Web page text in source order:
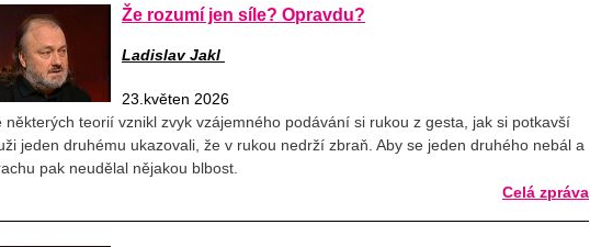
Že rozumí jen síle? Opravdu?
Ladislav Jakl
23.květen 2026
některých teorií vznikl zvyk vzájemného podávání si rukou z gesta, jak si potkavší
jeden druhému ukazovali, že v rukou nedrží zbraň. Aby se jeden druhého nebál a
pak neudělal nějakou blbost.
Celá zpráva